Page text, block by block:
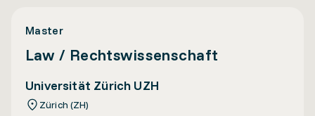
Master
Law / Rechtswissenschaft
Universität Zürich UZH
Zürich (ZH)